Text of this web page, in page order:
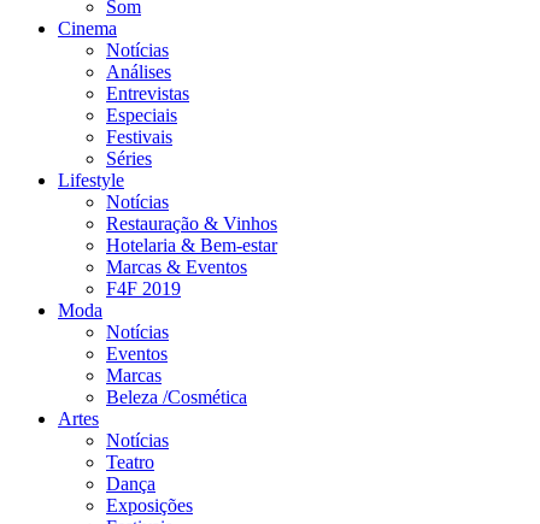
Som
Cinema
Notícias
Análises
Entrevistas
Especiais
Festivais
Séries
Lifestyle
Notícias
Restauração & Vinhos
Hotelaria & Bem-estar
Marcas & Eventos
F4F 2019
Moda
Notícias
Eventos
Marcas
Beleza /Cosmética
Artes
Notícias
Teatro
Dança
Exposições